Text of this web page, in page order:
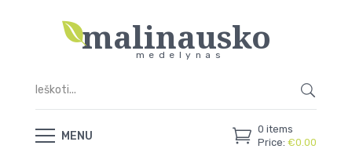
malinausko
medelynas
0 items
Price: €0.00
MENU